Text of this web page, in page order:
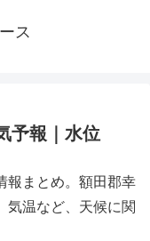
ス
予報｜水位
報まとめ。額田郡幸
気温など、天候に関